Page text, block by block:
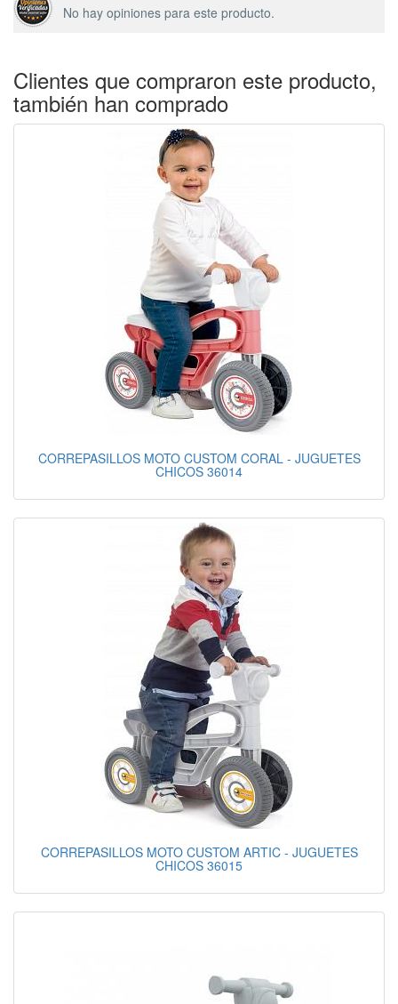
No hay opiniones para este producto.
Clientes que compraron este producto,
también han comprado
CORREPASILLOS MOTO CUSTOM CORAL - JUGUETES
CHICOS 36014
CORREPASILLOS MOTO CUSTOM ARTIC - JUGUETES
CHICOS 36015